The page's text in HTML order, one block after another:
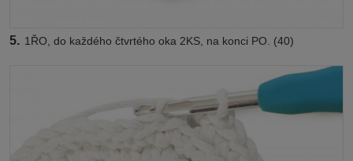
5. 1ŘO, do každého čtvrtého oka 2KS, na konci PO. (40)